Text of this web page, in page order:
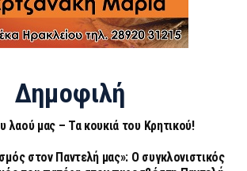
Δημοφιλή
λαού μας – Τα κουκιά του Κρητικού!
στον Παντελή μας»: Ο συγκλονιστικός